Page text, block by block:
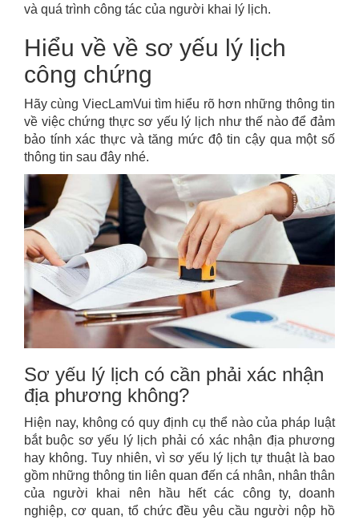
và quá trình công tác của người khai lý lịch.
Hiểu về về sơ yếu lý lịch
công chứng
Hãy cùng ViecLamVui tìm hiểu rõ hơn những thông tin
về việc chứng thực sơ yếu lý lịch như thế nào để đảm
bảo tính xác thực và tăng mức độ tin cậy qua một số
thông tin sau đây nhé.
Sơ yếu lý lịch có cần phải xác nhận
địa phương không?
Hiện nay, không có quy định cụ thể nào của pháp luật
bắt buộc sơ yếu lý lịch phải có xác nhận địa phương
hay không. Tuy nhiên, vì sơ yếu lý lịch tự thuật là bao
gồm những thông tin liên quan đến cá nhân, nhân thân
của người khai nên hầu hết các công ty, doanh
nghiệp, cơ quan, tổ chức đều yêu cầu người nộp hồ